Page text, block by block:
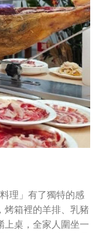
理」有了獨特的感
烤箱裡的羊排、乳豬
上桌，全家人圍坐一